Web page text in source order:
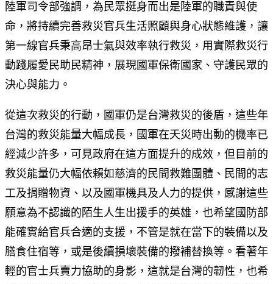
陸軍司令部強調，為民眾挺身而出是陸軍的職責與使
命，將持續完善救災官兵生活照顧與身心狀態維護，讓
第一線官兵秉高昂士氣與效率執行救災，用實際救災行
動踐履愛民助民精神，展現國軍保衛國家、守護民眾的
決心與能力。
從這次救災的行動，國軍仍是台灣救災的後盾，這些年
台灣的救災能量大幅成長，國軍在天災時出動的機率已
經減少許多，可見政府在這方面提升的成效，但目前的
救災能量仍大幅依賴如慈濟的民間救難團體、民間的志
工及捐贈物資、以及國軍機具及人力的提供，感謝這些
願意為不認識的陌生人生出援手的英雄，也希望國防部
能確實給官兵合適的支援，不管是就在當下的裝備以及
膳食住宿等，或是後續損壞裝備的撥補替換等。看著年
輕的官士兵賣力協助的身影，這就是台灣的韌性，也希